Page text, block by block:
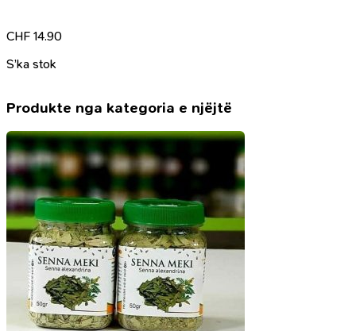
CHF 14.90
S’ka stok
Produkte nga kategoria e njëjtë